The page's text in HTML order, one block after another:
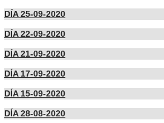
DÍA 25-09-2020
DÍA 22-09-2020
DÍA 21-09-2020
DÍA 17-09-2020
DÍA 15-09-2020
DÍA 28-08-2020